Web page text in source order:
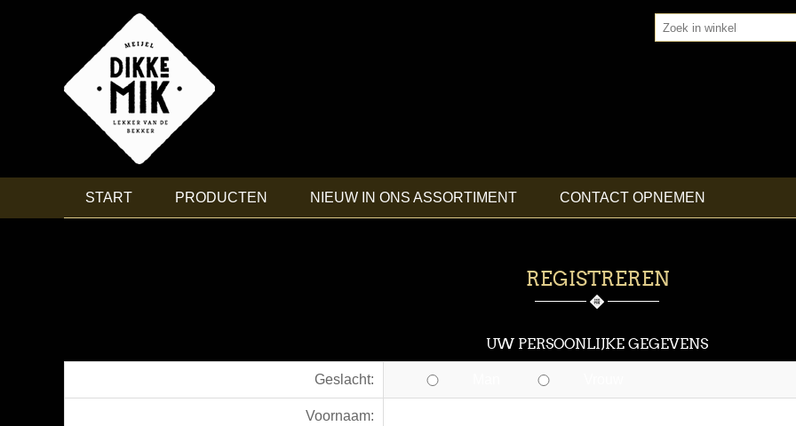
START PRODUCTEN NIEUW IN ONS ASSORTIMENT CONTACT OPNEMEN
REGISTREREN
UW PERSOONLIJKE GEGEVENS
Geslacht:
Voornaam: